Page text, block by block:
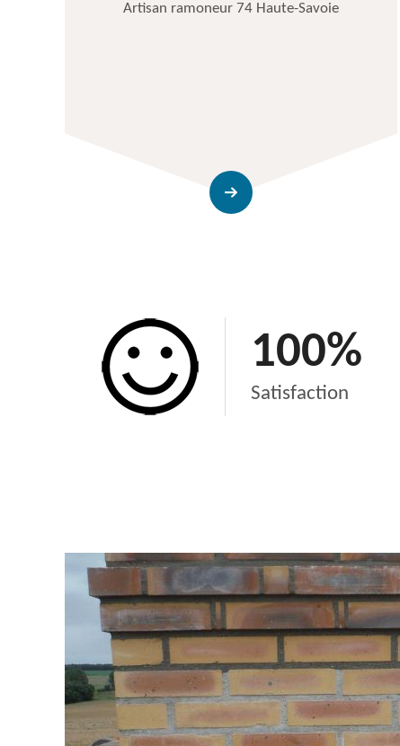
Artisan ramoneur 74 Haute-Savoie
100%
Satisfaction